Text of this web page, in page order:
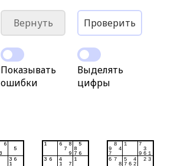
Вернуть Проверить
Показывать
ошибки
Выделять
цифры